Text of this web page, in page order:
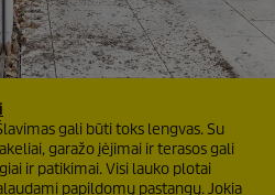
gali būti toks lengvas. Su
garažo įėjimai ir terasos gali
ir patikimai. Visi lauko plotai
papildomų pastangų. Jokia